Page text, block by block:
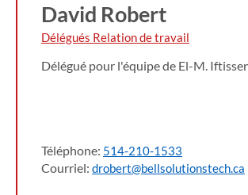
David Robert
Délégués Relation de travail
Délégué pour l'équipe de El-M.
Téléphone: 514-210-1533
Courriel: drobert@bellsolutionstech.ca